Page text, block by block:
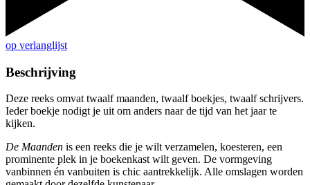
op verlanglijst
Beschrijving
Deze reeks omvat twaalf maanden, twaalf boekjes, twaalf schrijvers.
Ieder boekje nodigt je uit om anders naar de tijd van het jaar te
kijken.
De Maanden is een reeks die je wilt verzamelen, koesteren, een
prominente plek in je boekenkast wilt geven. De vormgeving
vanbinnen én vanbuiten is chic aantrekkelijk. Alle omslagen worden